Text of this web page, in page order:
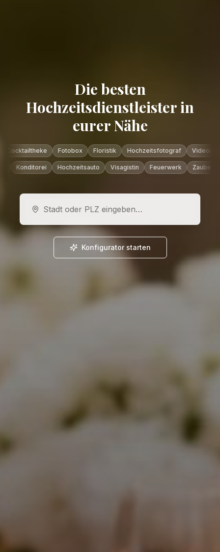
Die besten
Hochzeitsdienstleister in
eurer Nähe
Fotobox Floristik Hochzeitsfotograf Videograf
Hochzeitsauto Visagistin Feuerwerk Zauberer
Konfigurator starten